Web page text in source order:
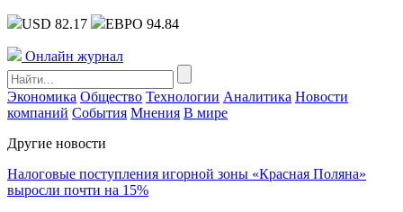
USD 82.17 ЕВРО 94.84
Онлайн журнал
Экономика Общество Технологии Аналитика Новости
компаний События Мнения В мире
Другие новости
Налоговые поступления игорной зоны «Красная Поляна»
выросли почти на 15%